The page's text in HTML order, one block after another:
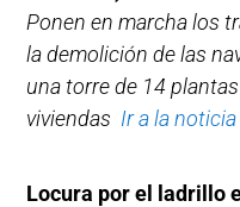
Ponen en marcha los
la demolición de las
una torre de 14
viviendas Ir a la noticia
Locura por el ladrillo